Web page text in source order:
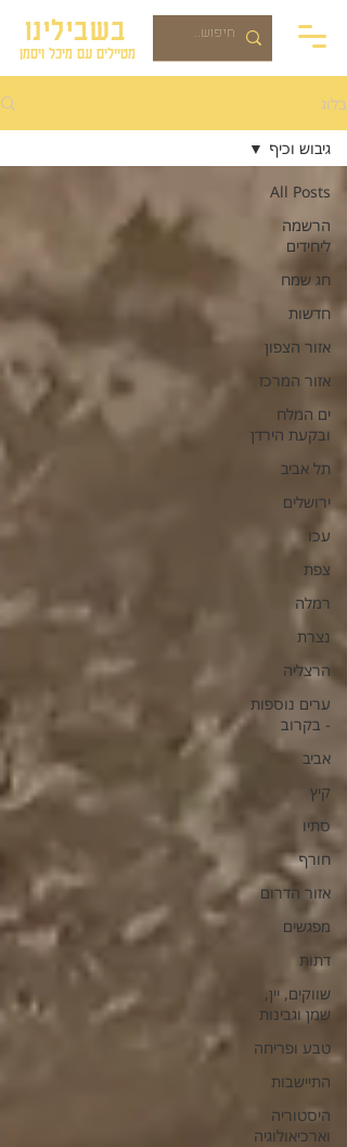
בשבילינו
מטיילים עם מיכל ויסמן
בלוג
All Posts
הרשמה
ליחידים
חג שמח
חדשות
אזור הצפון
אזור המרכז
ים המלח
ובקעת הירדן
תל אביב
ירושלים
עכו
צפת
רמלה
נצרת
הרצליה
ערים נוספות
- בקרוב
אביב
קיץ
סתיו
חורף
אזור הדרום
מפגשים
דתות
שווקים, יין,
שמן וגבינות
טבע ופריחה
התיישבות
היסטוריה
וארכיאולוגיה
גיבוש וכיף